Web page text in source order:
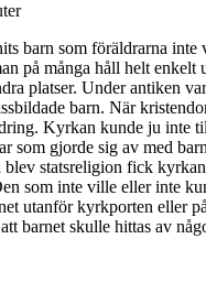
barn som föräldrarna inte
på många håll helt enkelt
platser. Under antiken
barn. När
Kyrkan kunde ju inte
som gjorde sig av med
blev statsreligion fick
som inte ville eller inte
utanför kyrkporten eller
barnet skulle hittas av